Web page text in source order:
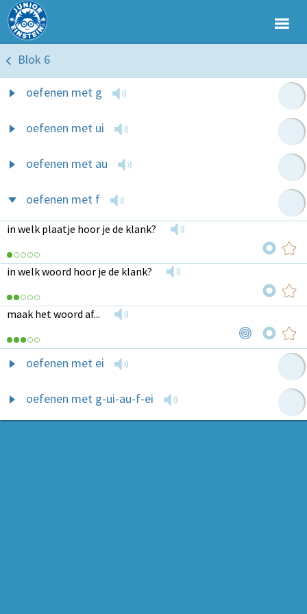
Blok 6
oefenen met g
oefenen met ui
oefenen met au
oefenen met f
in welk plaatje hoor je de klank?
in welk woord hoor je de klank?
maak het woord af...
oefenen met ei
oefenen met g-ui-au-f-ei